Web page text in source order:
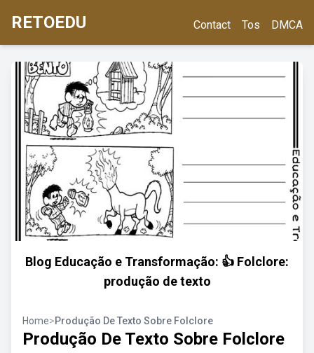
RETOEDU Contact Tos DMCA
Blog Educação e Transformação: 👍 Folclore:
produção de texto
Home>Produção De Texto Sobre Folclore
Produção De Texto Sobre Folclore